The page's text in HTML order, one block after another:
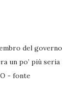
del governo
un po’ più seria
- fonte